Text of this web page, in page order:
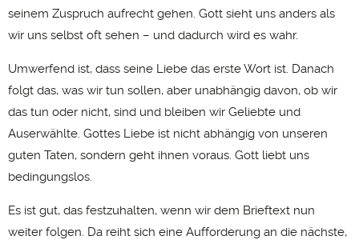
seinem Zuspruch aufrecht gehen. Gott sieht uns anders als
wir uns selbst oft sehen – und dadurch wird es wahr.
Umwerfend ist, dass seine Liebe das erste Wort ist. Danach
folgt das, was wir tun sollen, aber unabhängig davon, ob wir
das tun oder nicht, sind und bleiben wir Geliebte und
Auserwählte. Gottes Liebe ist nicht abhängig von unseren
guten Taten, sondern geht ihnen voraus. Gott liebt uns
bedingungslos.
Es ist gut, das festzuhalten, wenn wir dem Brieftext nun
weiter folgen. Da reiht sich eine Aufforderung an die nächste,